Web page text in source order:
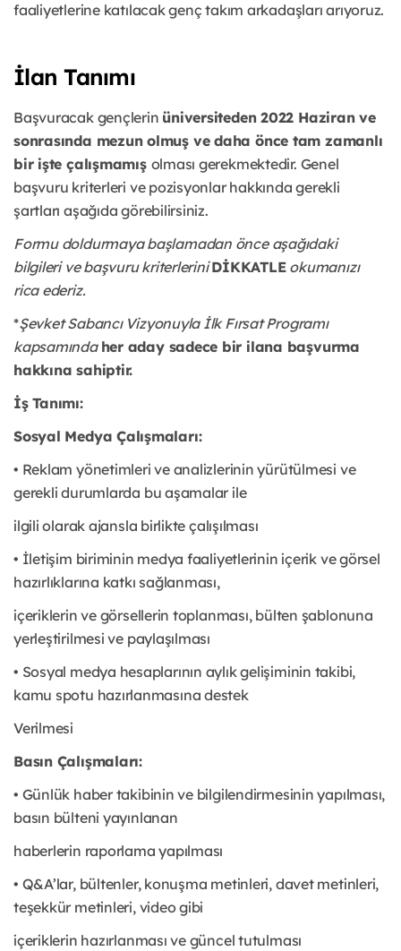
faaliyetlerine katılacak genç takım arkadaşları arıyoruz.
İlan Tanımı
Başvuracak gençlerin üniversiteden 2022 Haziran ve
sonrasında mezun olmuş ve daha önce tam zamanlı
bir işte çalışmamış olması gerekmektedir. Genel
başvuru kriterleri ve pozisyonlar hakkında gerekli
şartları aşağıda görebilirsiniz.
Formu doldurmaya başlamadan önce aşağıdaki
bilgileri ve başvuru kriterlerini DİKKATLE okumanızı
rica ederiz.
*Şevket Sabancı Vizyonuyla İlk Fırsat Programı
kapsamında her aday sadece bir ilana başvurma
hakkına sahiptir.
İş Tanımı:
Sosyal Medya Çalışmaları:
• Reklam yönetimleri ve analizlerinin yürütülmesi ve
gerekli durumlarda bu aşamalar ile
ilgili olarak ajansla birlikte çalışılması
• İletişim biriminin medya faaliyetlerinin içerik ve görsel
hazırlıklarına katkı sağlanması,
içeriklerin ve görsellerin toplanması, bülten şablonuna
yerleştirilmesi ve paylaşılması
• Sosyal medya hesaplarının aylık gelişiminin takibi,
kamu spotu hazırlanmasına destek
Verilmesi
Basın Çalışmaları:
• Günlük haber takibinin ve bilgilendirmesinin yapılması,
basın bülteni yayınlanan
haberlerin raporlama yapılması
• Q&A’lar, bültenler, konuşma metinleri, davet metinleri,
teşekkür metinleri, video gibi
içeriklerin hazırlanması ve güncel tutulması